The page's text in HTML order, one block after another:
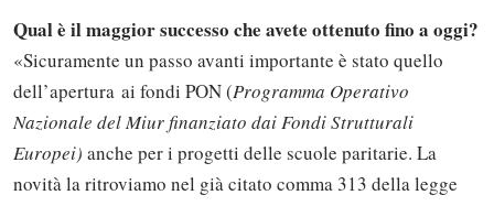
Qual è il maggior successo che avete ottenuto fino a oggi?
«Sicuramente un passo avanti importante è stato quello
dell’apertura ai fondi PON (Programma Operativo
Nazionale del Miur finanziato dai Fondi Strutturali
Europei) anche per i progetti delle scuole paritarie. La
novità la ritroviamo nel già citato comma 313 della legge